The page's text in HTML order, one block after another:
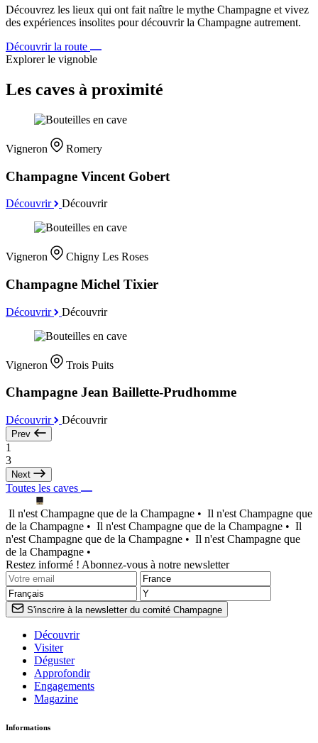
Découvrez les lieux qui ont fait naître le mythe Champagne et vivez
des expériences insolites pour découvrir la Champagne autrement.
Découvrir la route
Explorer le vignoble
Les caves à proximité
Vigneron Romery
Champagne Vincent Gobert
Découvrir Découvrir
Vigneron Chigny Les Roses
Champagne Michel Tixier
Découvrir Découvrir
Vigneron Trois Puits
Champagne Jean Baillette-Prudhomme
Découvrir Découvrir
Prev
1
3
Next
Toutes les caves
Il n'est Champagne que de la Champagne • Il n'est Champagne que
de la Champagne • Il n'est Champagne que de la Champagne • Il
n'est Champagne que de la Champagne • Il n'est Champagne que
de la Champagne •
Restez informé ! Abonnez-vous à notre newsletter
S'inscrire à la newsletter du comité Champagne
Découvrir
Visiter
Déguster
Approfondir
Engagements
Magazine
Informations